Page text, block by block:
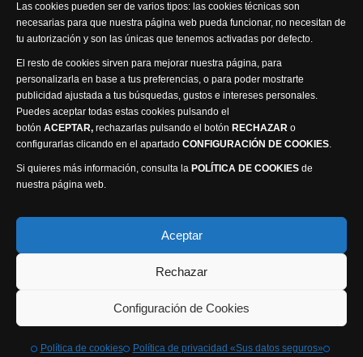
Las cookies pueden ser de varios tipos: las cookies técnicas son
necesarias para que nuestra página web pueda funcionar, no necesitan de
tu autorización y son las únicas que tenemos activadas por defecto.
El resto de cookies sirven para mejorar nuestra página, para
personalizarla en base a tus preferencias, o para poder mostrarte
publicidad ajustada a tus búsquedas, gustos e intereses personales.
Puedes aceptar todas estas cookies pulsando el
botón ACEPTAR, rechazarlas pulsando el botón RECHAZAR o
configurarlas clicando en el apartado CONFIGURACIÓN DE COOKIES.
Si quieres más información, consulta la POLÍTICA DE COOKIES de
nuestra página web.
Aceptar
Rechazar
Configuración de Cookies
Política de cookies Política de privacidad «Sus datos seguros»
Política de privacidad
Política de cookies
Accesibilidad
Compromiso con la protección de datos personales
Visión Seis Televisión © 2014 Parque Empresarial
Ajusa, Calle 1 nº1, Ctra. Ayora - km 2.2, 02006
Albacete, España - Tel.967 240 648